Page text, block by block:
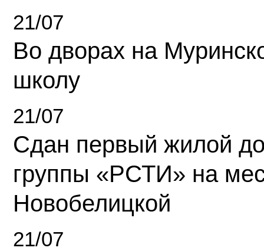
21/07
Во дворах на
школу
21/07
Сдан первый жилой
группы «РСТИ» на
Новобелицкой
21/07